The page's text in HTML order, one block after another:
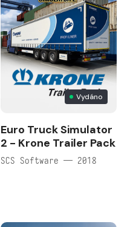
Vydáno
Euro Truck Simulator
2 - Krone Trailer Pack
SCS Software — 2018